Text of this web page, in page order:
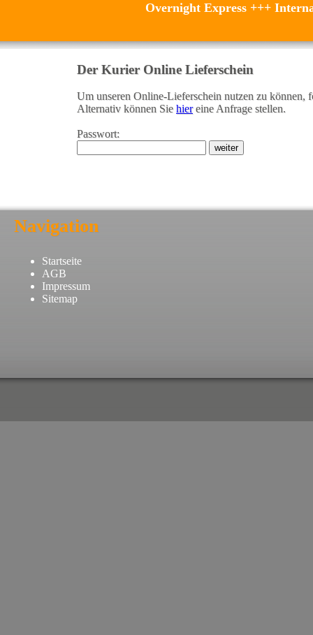
Overnight Express+++
Der Kurier Online Lieferschein
Um unseren Online-Lieferschein nutzen zu können,
Alternativ können Sie hiereine Anfrage stellen.
Passwort:
Navigation
Startseite
AGB
Impressum
Sitemap